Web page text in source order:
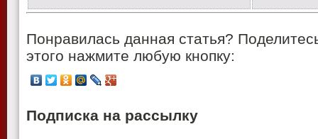
Понравилась данная статья?
этого нажмите любую кнопку:
Подписка на рассылку